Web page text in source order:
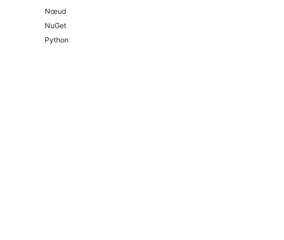
Nœud
NuGet
Python